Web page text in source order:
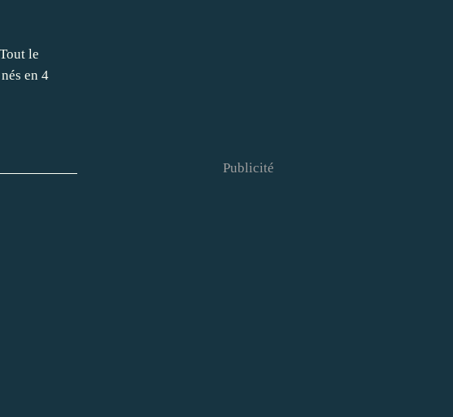
le
en 4
Publicité